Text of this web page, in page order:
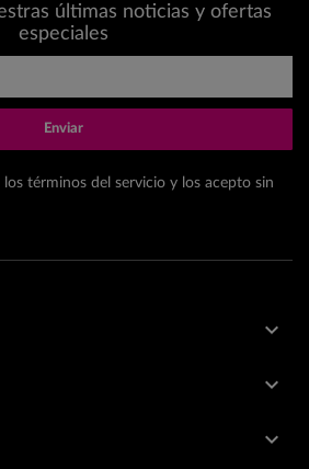
últimas noticias y ofertas
especiales
Enviar
términos del servicio y los acepto sin


